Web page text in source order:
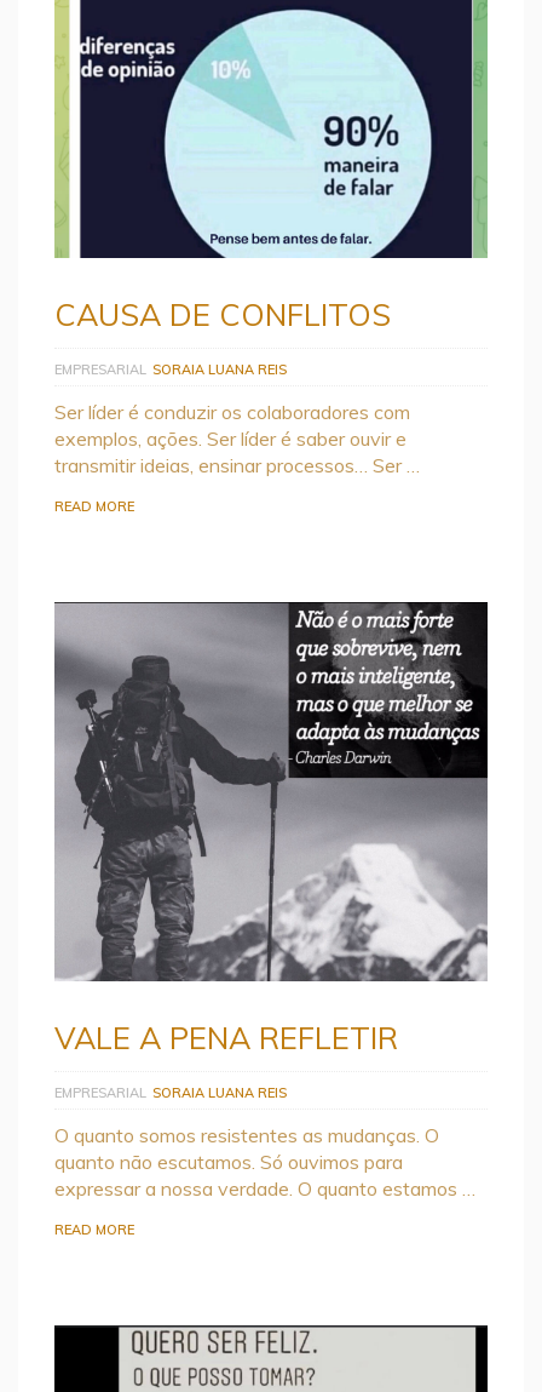
CAUSA DE CONFLITOS
EMPRESARIAL SORAIA LUANA REIS
Ser líder é conduzir os colaboradores com
exemplos, ações. Ser líder é saber ouvir e
transmitir ideias, ensinar processos… Ser …
READ MORE
VALE A PENA REFLETIR
EMPRESARIAL SORAIA LUANA REIS
O quanto somos resistentes as mudanças. O
quanto não escutamos. Só ouvimos para
expressar a nossa verdade. O quanto estamos …
READ MORE